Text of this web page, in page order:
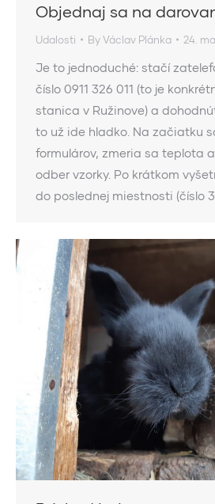
Objednaj sa na
Udalosti ByVáclav Plánka 24.
Je to jednoduché: stačí
číslo 0911 326 011 (to je
stanica v Ružinove) a
to už ide hladko. Na začiatku
formulárov, zmeria sa teplota
odber vzorky. Po krátkom
do poslednej miestnosti (číslo